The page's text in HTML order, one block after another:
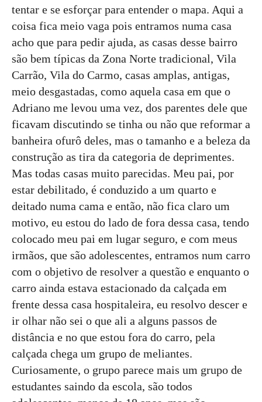
tentar e se esforçar para entender o mapa. Aqui a
coisa fica meio vaga pois entramos numa casa
acho que para pedir ajuda, as casas desse bairro
são bem típicas da Zona Norte tradicional, Vila
Carrão, Vila do Carmo, casas amplas, antigas,
meio desgastadas, como aquela casa em que o
Adriano me levou uma vez, dos parentes dele que
ficavam discutindo se tinha ou não que reformar a
banheira ofurô deles, mas o tamanho e a beleza da
construção as tira da categoria de deprimentes.
Mas todas casas muito parecidas. Meu pai, por
estar debilitado, é conduzido a um quarto e
deitado numa cama e então, não fica claro um
motivo, eu estou do lado de fora dessa casa, tendo
colocado meu pai em lugar seguro, e com meus
irmãos, que são adolescentes, entramos num carro
com o objetivo de resolver a questão e enquanto o
carro ainda estava estacionado da calçada em
frente dessa casa hospitaleira, eu resolvo descer e
ir olhar não sei o que ali a alguns passos de
distância e no que estou fora do carro, pela
calçada chega um grupo de meliantes.
Curiosamente, o grupo parece mais um grupo de
estudantes saindo da escola, são todos